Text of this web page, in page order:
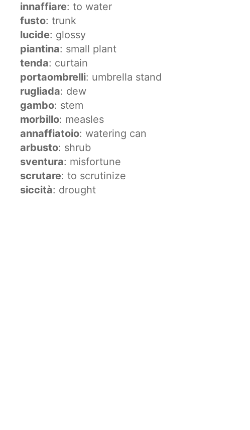
innaffiare: to water
fusto: trunk
lucide: glossy
piantina: small plant
tenda: curtain
portaombrelli: umbrella stand
rugliada: dew
gambo: stem
morbillo: measles
annaffiatoio: watering can
arbusto: shrub
sventura: misfortune
scrutare: to scrutinize
siccità: drought